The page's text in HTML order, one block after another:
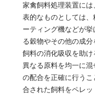
家禽飼料処理装置に
表的なものとしては
ーティング機などが
る穀物やその他の成分
飼料の消化吸収を助け
異なる原料を均一に
の配合を正確に行う
合された飼料をペレ